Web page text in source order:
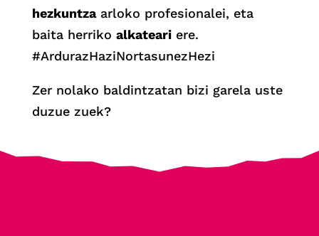
hezkuntzaarloko profesionalei, eta
baita herriko alkateariere.
#ArdurazHaziNortasunezHezi
Zer nolako baldintzatan bizi garela uste
duzue zuek?